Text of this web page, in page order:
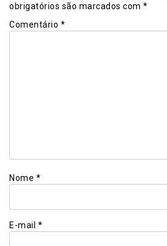
obrigatórios são marcados com *
Comentário *
Nome *
E-mail *